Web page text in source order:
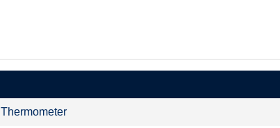
Thermometer